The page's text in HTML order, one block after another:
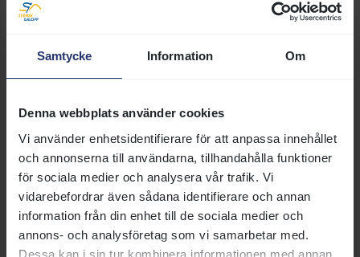
Samtycke Information Om
Denna webbplats använder cookies
Vi använder enhetsidentifierare för att anpassa innehållet
och annonserna till användarna, tillhandahålla funktioner
för sociala medier och analysera vår trafik. Vi
vidarebefordrar även sådana identifierare och annan
information från din enhet till de sociala medier och
annons- och analysföretag som vi samarbetar med.
Dessa kan i sin tur kombinera informationen med annan
Avelsvärdering Maybach.pdf
Avelsvärdering Mutajally.pdf
Avelsvärdering Needwood Blade.pdf
Avelsvärdering Nobilio.pdf